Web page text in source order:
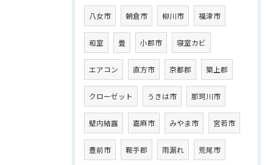
八女市 朝倉市 柳川市 福津市
和室 畳 小郡市 寝室カビ
エアコン 直方市 京都郡 築上郡
クローゼット うきは市 那珂川市
壁内結露 嘉麻市 みやま市 宮若市
豊前市 鞍手郡 雨漏れ 荒尾市